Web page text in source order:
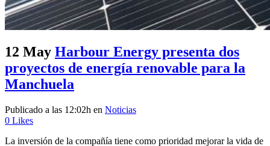
12 May Harbour Energy presenta dos
proyectos de energía renovable para la
Manchuela
Publicado a las 12:02h en Noticias
0 Likes
La inversión de la compañía tiene como prioridad mejorar la vida de